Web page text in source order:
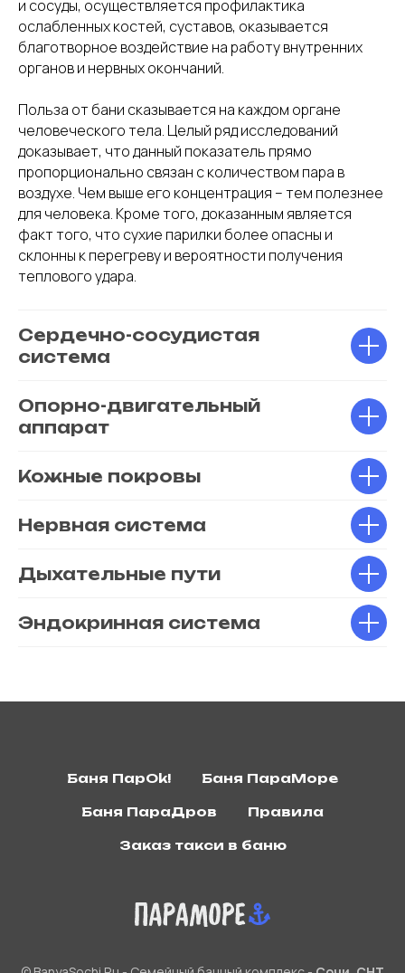
и сосуды, осуществляется профилактика
ослабленных костей, суставов, оказывается
благотворное воздействие на работу внутренних
органов и нервных окончаний.
Польза от бани сказывается на каждом органе
человеческого тела. Целый ряд исследований
доказывает, что данный показатель прямо
пропорционально связан с количеством пара в
воздухе. Чем выше его концентрация – тем полезнее
для человека. Кроме того, доказанным является
факт того, что сухие парилки более опасны и
склонны к перегреву и вероятности получения
теплового удара.
Сердечно-сосудистая
система
Опорно-двигательный
аппарат
Кожные покровы
Нервная система
Дыхательные пути
Эндокринная система
Баня ПарOk! Баня ПараМоре
Баня ПараДров Правила
Заказ такси в баню